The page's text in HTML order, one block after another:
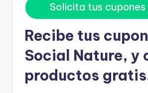
Solicita tus cupones
Recibe tus
Social Nature, y
productos